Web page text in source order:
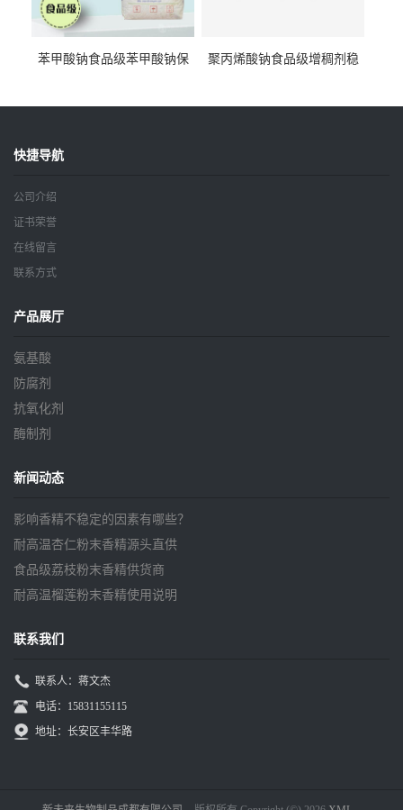
苯甲酸钠食品级苯甲酸钠保
聚丙烯酸钠食品级增稠剂稳
快捷导航
公司介绍
证书荣誉
在线留言
联系方式
产品展厅
氨基酸
防腐剂
抗氧化剂
酶制剂
新闻动态
影响香精不稳定的因素有哪些？
耐高温杏仁粉末香精源头直供
食品级荔枝粉末香精供货商
耐高温榴莲粉末香精使用说明
联系我们
联系人：蒋文杰
电话：15831155115
地址：长安区丰华路